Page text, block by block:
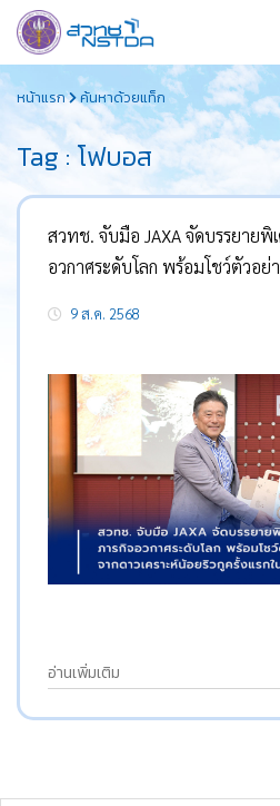
to
content
หน้าแรก ค้นหาด้วยแท็ก
Tag : โฟบอส
สวทช. จับมือ JAXA จัดบรรยายพิ
อวกาศระดับโลก พร้อมโชว์ตัวอย่า
9 ส.ค. 2568
อ่านเพิ่มเติม